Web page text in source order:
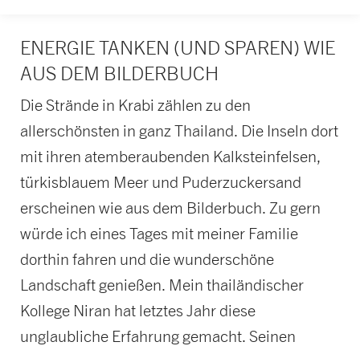
ENERGIE TANKEN (UND SPAREN) WIE
AUS DEM BILDERBUCH
Die Strände in Krabi zählen zu den
allerschönsten in ganz Thailand. Die Inseln dort
mit ihren atemberaubenden Kalksteinfelsen,
türkisblauem Meer und Puderzuckersand
erscheinen wie aus dem Bilderbuch. Zu gern
würde ich eines Tages mit meiner Familie
dorthin fahren und die wunderschöne
Landschaft genießen. Mein thailändischer
Kollege Niran hat letztes Jahr diese
unglaubliche Erfahrung gemacht. Seinen